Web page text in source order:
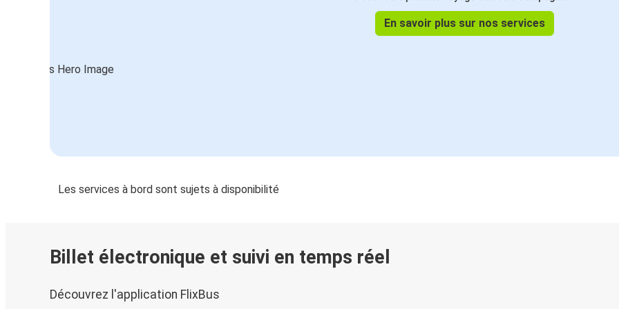
En savoir plus sur nos services
Les services à bord sont sujets à disponibilité
Billet électronique et suivi en temps réel
Découvrez l'application FlixBus